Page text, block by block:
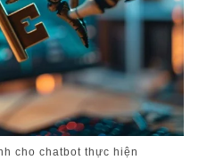
cho chatbot thực hiện